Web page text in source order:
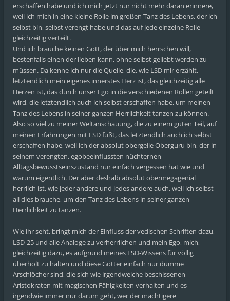
erschaffen habe und ich mich jetzt nur nicht mehr daran erinnere,
weil ich mich in eine kleine Rolle im großen Tanz des Lebens, der ich
selbst bin, selbst verengt habe und das auf jede einzelne Rolle
gleichzeitig verteilt.
Und ich brauche keinen Gott, der über mich herrschen will,
bestenfalls einen der lieben kann, ohne selbst geliebt werden zu
müssen. Da kenne ich nur die Quelle, die, wie LSD mir erzählt,
letztendlich mein eigenes innerstes Herz ist, das gleichzeitig alle
Herzen ist, das durch unser Ego in die verschiedenen Rollen geteilt
wird, die letztendlich auch ich selbst erschaffen habe, um meinen
Tanz des Lebens in seiner ganzen Herrlichkeit tanzen zu können.
Also so viel zu meiner Weltanschauung, die zu einem guten Teil, auf
meinen Erfahrungen mit LSD fußt, das letztendlich auch ich selbst
erschaffen habe, weil ich der absolut obergeile Oberguru bin, der in
seinem verengten, egobeeinflussten nüchternen
Alltagsbewusstseinszustand nur einfach vergessen hat wie und
warum eigentlich. Der aber deshalb absolut obermegagenial
herrlich ist, wie jeder andere und jedes andere auch, weil ich selbst
all dies brauche, um den Tanz des Lebens in seiner ganzen
Herrlichkeit zu tanzen.
Wie ihr seht, bringt mich der Einfluss der vedischen Schriften dazu,
LSD-25 und alle Analoge zu verherrlichen und mein Ego, mich,
gleichzeitig dazu, es aufgrund meines LSD-Wissens für völlig
überholt zu halten und diese Götter einfach nur dumme
Arschlöcher sind, die sich wie irgendwelche beschissenen
Aristokraten mit magischen Fähigkeiten verhalten und es
irgendwie immer nur darum geht, wer der mächtigere